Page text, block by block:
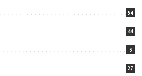
54
44
3
27